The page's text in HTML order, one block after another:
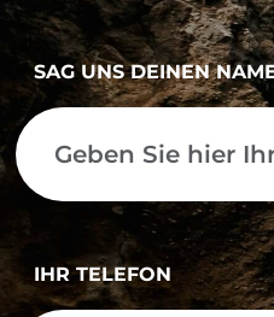
SAG UNS DEINEN
IHR TELEFON